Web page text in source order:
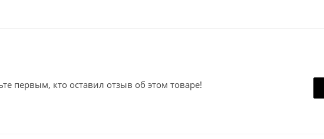
первым, кто оставил отзыв об этом товаре!